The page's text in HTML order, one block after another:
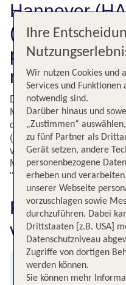
Hannover
(FNC)
perfekten
mit TUI!
Du möchtest einen
Madeira verbringen? Bei
direkt vom Flughafen
(FNC). Du erreichst den
von Hannover aus in nur
Minuten. Verbringe eine
"Blumeninsel" Madeira.
von Hannover
Abflug
Ihre
Wir nutzen Cookies und
Services und Funktionen
notwendig sind.
Darüber hinaus und
„Zustimmen“
zu fünf Partner als
Gerät setzen, andere
personenbezogene
erheben und
unserer Webseite
vorzuschlagen sowie
durchzuführen. Dabei
Drittstaaten [z.B. USA]
Datenschutzniveau
Zugriffe von dortigen
werden können.
Sie können mehr